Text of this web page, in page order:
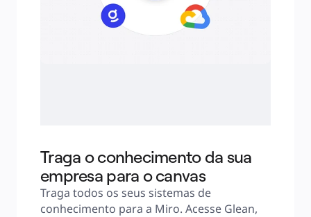
Traga o conhecimento da sua
empresa para o canvas
Traga todos os seus sistemas de
conhecimento para a Miro. Acesse Glean,